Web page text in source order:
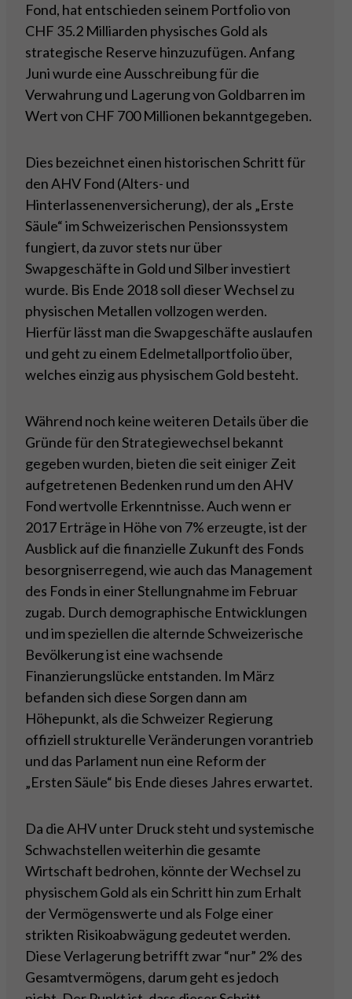
Fond, hat entschieden seinem Portfolio von
CHF 35.2 Milliarden physisches Gold als
strategische Reserve hinzuzufügen. Anfang
Juni wurde eine Ausschreibung für die
Verwahrung und Lagerung von Goldbarren im
Wert von CHF 700 Millionen bekanntgegeben.
Dies bezeichnet einen historischen Schritt für
den AHV Fond (Alters- und
Hinterlassenenversicherung), der als „Erste
Säule“ im Schweizerischen Pensionssystem
fungiert, da zuvor stets nur über
Swapgeschäfte in Gold und Silber investiert
wurde. Bis Ende 2018 soll dieser Wechsel zu
physischen Metallen vollzogen werden.
Hierfür lässt man die Swapgeschäfte auslaufen
und geht zu einem Edelmetallportfolio über,
welches einzig aus physischem Gold besteht.
Während noch keine weiteren Details über die
Gründe für den Strategiewechsel bekannt
gegeben wurden, bieten die seit einiger Zeit
aufgetretenen Bedenken rund um den AHV
Fond wertvolle Erkenntnisse. Auch wenn er
2017 Erträge in Höhe von 7% erzeugte, ist der
Ausblick auf die finanzielle Zukunft des Fonds
besorgniserregend, wie auch das Management
des Fonds in einer Stellungnahme im Februar
zugab. Durch demographische Entwicklungen
und im speziellen die alternde Schweizerische
Bevölkerung ist eine wachsende
Finanzierungslücke entstanden. Im März
befanden sich diese Sorgen dann am
Höhepunkt, als die Schweizer Regierung
offiziell strukturelle Veränderungen vorantrieb
und das Parlament nun eine Reform der
„Ersten Säule“ bis Ende dieses Jahres erwartet.
Da die AHV unter Druck steht und systemische
Schwachstellen weiterhin die gesamte
Wirtschaft bedrohen, könnte der Wechsel zu
physischem Gold als ein Schritt hin zum Erhalt
der Vermögenswerte und als Folge einer
strikten Risikoabwägung gedeutet werden.
Diese Verlagerung betrifft zwar “nur” 2% des
Gesamtvermögens, darum geht es jedoch